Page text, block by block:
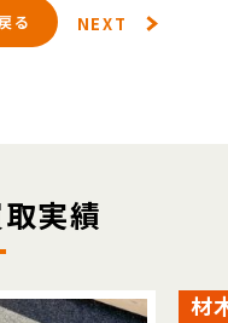
る NEXT
実績
材